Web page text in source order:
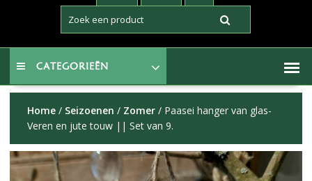
CATEGORIEËN
Home/ Seizoenen / Zomer/ Paasei hanger van glas-
Veren en jute touw || Set van 9.